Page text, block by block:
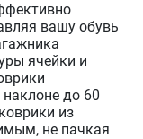
вашу обувь
ячейки и
до 60
из
не пачкая